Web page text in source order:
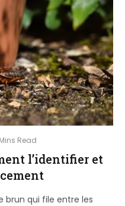
Read
l’identifier et
brun qui file entre les